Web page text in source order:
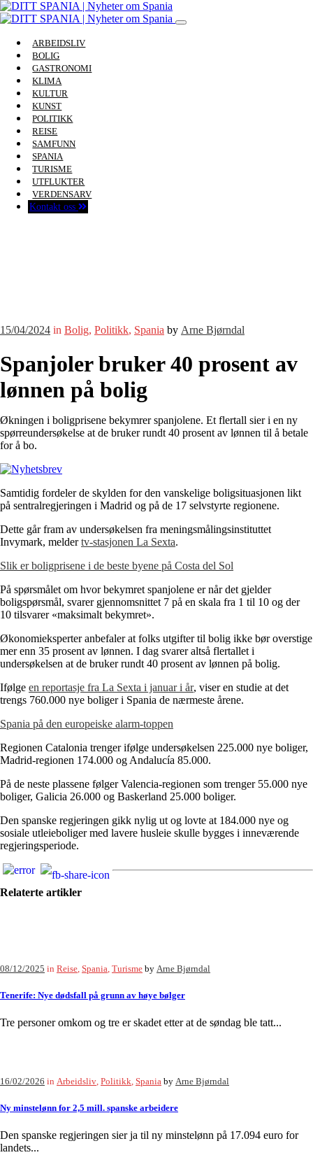
ARBEIDSLIV
BOLIG
GASTRONOMI
KLIMA
KULTUR
KUNST
POLITIKK
REISE
SAMFUNN
SPANIA
TURISME
UTFLUKTER
VERDENSARV
Kontakt oss
15/04/2024 in Bolig, Politikk, Spania by Arne Bjørndal
Spanjoler bruker 40 prosent av
lønnen på bolig
Økningen i boligprisene bekymrer spanjolene. Et flertall sier i en ny
spørreundersøkelse at de bruker rundt 40 prosent av lønnen til å betale
for å bo.
Samtidig fordeler de skylden for den vanskelige boligsituasjonen likt
på sentralregjeringen i Madrid og på de 17 selvstyrte regionene.
Dette går fram av undersøkelsen fra meningsmålingsinstituttet
Invymark, meldertv-stasjonen La Sexta.
Slik er boligprisene i de beste byene på Costa del Sol
På spørsmålet om hvor bekymret spanjolene er når det gjelder
boligspørsmål, svarer gjennomsnittet 7 på en skala fra 1 til 10 og der
10 tilsvarer «maksimalt bekymret».
Økonomieksperter anbefaler at folks utgifter til bolig ikke bør overstige
mer enn 35 prosent av lønnen. I dag svarer altså flertallet i
undersøkelsen at de bruker rundt 40 prosent av lønnen på bolig.
Ifølge en reportasje fra La Sexta i januar i år, viser en studie at det
trengs 760.000 nye boliger i Spania de nærmeste årene.
Spania på den europeiske alarm-toppen
Regionen Catalonia trenger ifølge undersøkelsen 225.000 nye boliger,
Madrid-regionen 174.000 og Andalucía 85.000.
På de neste plassene følger Valencia-regionen som trenger 55.000 nye
boliger, Galicia 26.000 og Baskerland 25.000 boliger.
Den spanske regjeringen gikk nylig ut og lovte at 184.000 nye og
sosiale utleieboliger med lavere husleie skulle bygges i inneværende
regjeringsperiode.
Relaterte artikler
08/12/2025 in Reise Spania Turisme by Arne Bjørndal
Tenerife: Nye dødsfall på grunn av høye bølger
Tre personer omkom og tre er skadet etter at de søndag ble tatt...
16/02/2026 in Arbeidsliv, Politikk, Spania by Arne Bjørndal
Ny minstelønn for 2,5 mill. spanske arbeidere
Den spanske regjeringen sier ja til ny minstelønn på 17.094 euro for
landets...